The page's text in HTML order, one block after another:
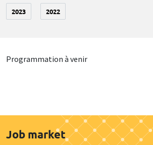
2023 2022
Programmation à venir
Job market